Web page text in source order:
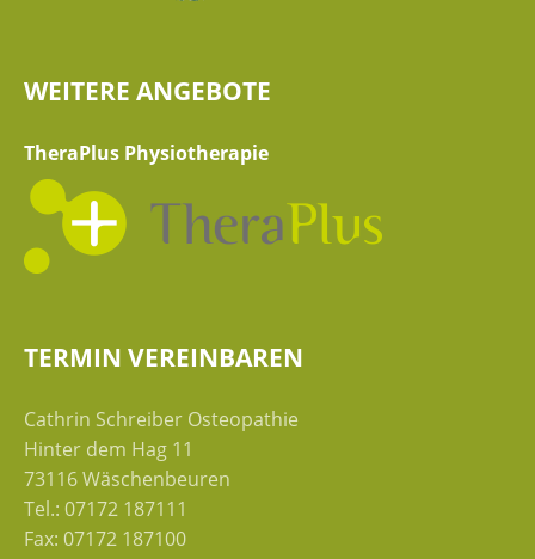
WEITERE ANGEBOTE
TheraPlus Physiotherapie
TERMIN VEREINBAREN
Cathrin Schreiber Osteopathie
Hinter dem Hag 11
73116 Wäschenbeuren
Tel.: 07172 187111
Fax: 07172 187100